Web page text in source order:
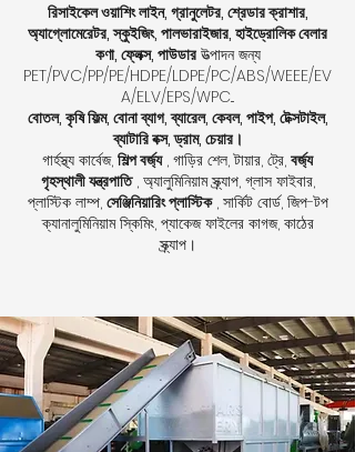
রিসাইকেল ওয়াশিং লাইন, গ্রানুলেটর, শ্রেডার ক্রাশার,
অ্যাগ্লোমেরেটর, স্কুইজিং, পালভারাইজার, হাইড্রোলিক বেলার
কণা, ফ্লেক্স, পাউডারউত্পাদন জন্য
PET/PVC/PP/PE/HDPE/LDPE/PC/ABS/WEEE/EV
A/ELV/EPS/WPC...
বোতল, কৃষি ফিল্ম, বোনা ব্যাগ, ব্যারেল, কেবল, পাইপ, টেক্সটাইল,
ব্যাটারি বক্স, ড্রাম, চেয়ার।
গার্হস্থ্য কার্বেজ, শিল্প বর্জ্য, গাড়ির শেল, টায়ার, ট্রে, বর্জ্য
গৃহস্থালী যন্ত্রপাতি, অ্যালুমিনিয়াম স্ক্র্যাপ, গ্লাস ফাইবার,
প্লাস্টিক লাম্প, সেঞ্জিনিয়ারিং প্লাস্টিক, সার্কিট বোর্ড, জিপ-টপ
ক্যানালুমিনিয়াম স্কিমিং, প্যাকেজ ফাইলের কাগজ, কাঠের
স্ক্র্যাপ।